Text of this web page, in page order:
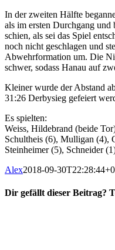
In der zweiten Hälfte
als im ersten Durchgang und
schien, als sei das Spiel
noch nicht geschlagen und
Abwehrformation um. Die
schwer, sodass Hanau auf
Kleiner wurde der Abstand
31:26 Derbysieg gefeiert
Es spielten:
Weiss, Hildebrand (beide
Schultheis (6), Mulligan (4),
Steinheimer (5), Schneider
Alex2018-09-
Dir gefällt dieser Beitrag?